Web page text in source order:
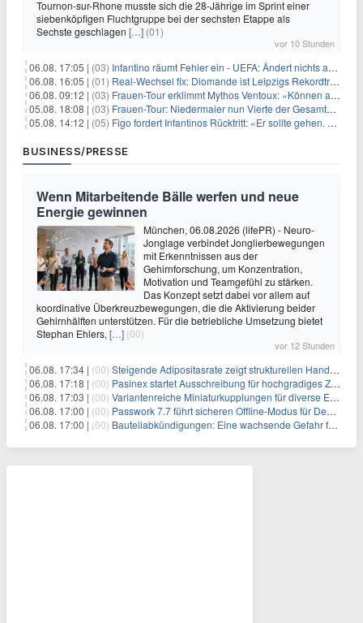
Tournon-sur-Rhone musste sich die 28-Jährige im Sprint einer
siebenköpfigen Fluchtgruppe bei der sechsten Etappe als
Sechste geschlagen […] (01)
vor 10 Stunden
06.08. 17:05 | (03) Infantino räumt Fehler ein - UEFA: Ändert nichts an Boykott
06.08. 16:05 | (01) Real-Wechsel fix: Diomande ist Leipzigs Rekordtransfer
06.08. 09:12 | (03) Frauen-Tour erklimmt Mythos Ventoux: «Können alles schaffen»
05.08. 18:08 | (03) Frauen-Tour: Niedermaier nun Vierte der Gesamtwertung
05.08. 14:12 | (05) Figo fordert Infantinos Rücktritt: «Er sollte gehen. Jetzt»
BUSINESS/PRESSE
Wenn Mitarbeitende Bälle werfen und neue
Energie gewinnen
München, 06.08.2026 (lifePR) - Neuro-
Jonglage verbindet Jonglierbewegungen
mit Erkenntnissen aus der
Gehirnforschung, um Konzentration,
Motivation und Teamgefühl zu stärken.
Das Konzept setzt dabei vor allem auf
koordinative Überkreuzbewegungen, die die Aktivierung beider
Gehirnhälften unterstützen. Für die betriebliche Umsetzung bietet
Stephan Ehlers, […] (00)
vor 12 Stunden
06.08. 17:34 | (00) Steigende Adipositasrate zeigt strukturellen Handlungsbedarf bei der Ernährung schulpflichtiger Kinder
06.08. 17:18 | (00) Pasinex startet Ausschreibung für hochgradiges Zinksulfidkonzentrat mit Germanium- und Silbergehalten und stellt ein Betriebsupdate bereit
06.08. 17:03 | (00) Variantenreiche Miniaturkupplungen für diverse Einsatzbereiche
06.08. 17:00 | (00) Passwork 7.7 führt sicheren Offline-Modus für Desktop- und Mobile-Apps ein
06.08. 17:00 | (00) Bauteilabkündigungen: Eine wachsende Gefahr für industrielle Elektroniksysteme